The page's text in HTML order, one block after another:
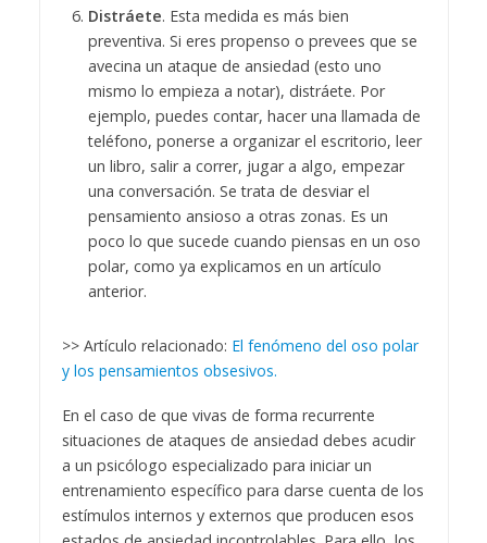
Distráete. Esta medida es más bien
preventiva. Si eres propenso o prevees que se
avecina un ataque de ansiedad (esto uno
mismo lo empieza a notar), distráete. Por
ejemplo, puedes contar, hacer una llamada de
teléfono, ponerse a organizar el escritorio, leer
un libro, salir a correr, jugar a algo, empezar
una conversación. Se trata de desviar el
pensamiento ansioso a otras zonas. Es un
poco lo que sucede cuando piensas en un oso
polar, como ya explicamos en un artículo
anterior.
>> Artículo relacionado: El fenómeno del oso polar
y los pensamientos obsesivos.
En el caso de que vivas de forma recurrente
situaciones de ataques de ansiedad debes acudir
a un psicólogo especializado para iniciar un
entrenamiento específico para darse cuenta de los
estímulos internos y externos que producen esos